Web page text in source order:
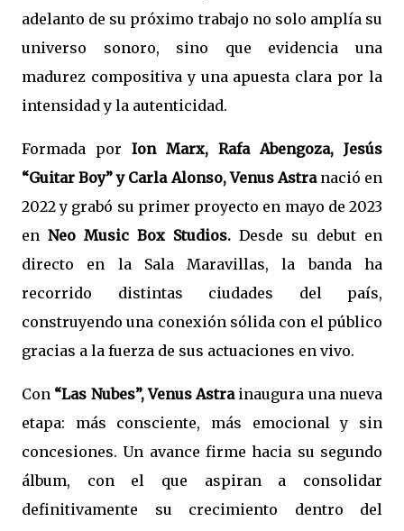
adelanto de su próximo trabajo no solo amplía su
universo sonoro, sino que evidencia una
madurez compositiva y una apuesta clara por la
intensidad y la autenticidad.
Formada por Ion Marx, Rafa Abengoza, Jesús
“Guitar Boy” y Carla Alonso, Venus Astranació en
2022 y grabó su primer proyecto en mayo de 2023
en Neo Music Box Studios. Desde su debut en
directo en la Sala Maravillas, la banda ha
recorrido distintas ciudades del país,
construyendo una conexión sólida con el público
gracias a la fuerza de sus actuaciones en vivo.
Con “Las Nubes”, Venus Astrainaugura una nueva
etapa: más consciente, más emocional y sin
concesiones. Un avance firme hacia su segundo
álbum, con el que aspiran a consolidar
definitivamente su crecimiento dentro del